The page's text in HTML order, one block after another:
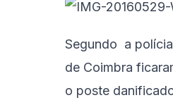
Segundo a
de Coimbra
o poste